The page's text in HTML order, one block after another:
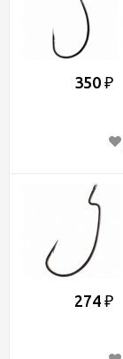
350 ₽
274 ₽